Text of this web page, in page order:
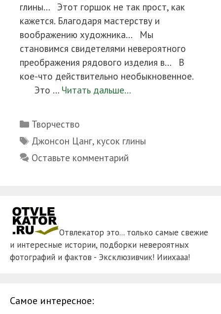
глины… Этот горшок не так прост, как
кажется. Благодаря мастерству и
воображению художника… Мы
становимся свидетелями невероятного
преображения рядового изделия в… В
кое-что действительно необыкновенное.
Это … Читать дальше…
Рубрики
Творчество
Метки
Джонсон Цанг, кусок глины
Оставьте комментарий
Отвлекатор это... только самые свежие
и интересные истории, подборки невероятных
фотографий и фактов - Эксклюзивчик! Ииихааа!
Самое интересное: